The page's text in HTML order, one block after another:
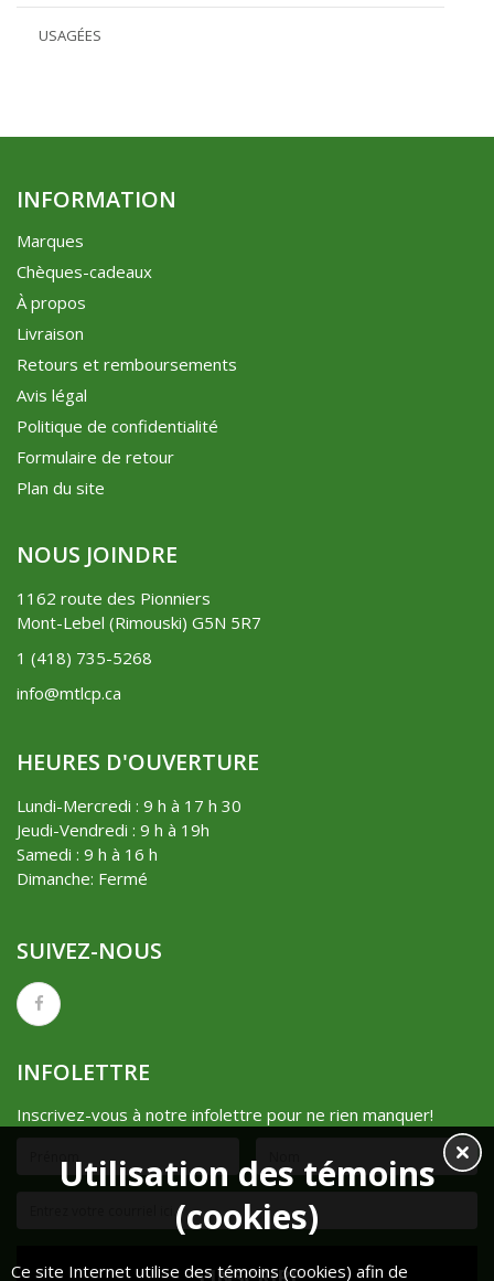
USAGÉES
INFORMATION
Marques
Chèques-cadeaux
À propos
Livraison
Retours et remboursements
Avis légal
Politique de confidentialité
Formulaire de retour
Plan du site
NOUS JOINDRE
1162 route des Pionniers
Mont-Lebel (Rimouski) G5N 5R7
1 (418) 735-5268
info@mtlcp.ca
HEURES D'OUVERTURE
Lundi-Mercredi : 9 h à 17 h 30
Jeudi-Vendredi : 9 h à 19h
Samedi : 9 h à 16 h
Dimanche: Fermé
SUIVEZ-NOUS
INFOLETTRE
Inscrivez-vous à notre infolettre pour ne rien manquer!
Utilisation des témoins
(cookies)
Ce site Internet utilise des témoins (cookies) afin de